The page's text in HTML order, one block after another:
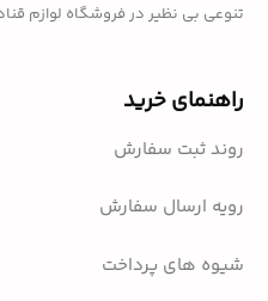
تنوعی بی نظیر در فروشگاه لوازم
راهنمای خرید
روند ثبت سفارش
رویه ارسال سفارش
شیوه های پرداخت